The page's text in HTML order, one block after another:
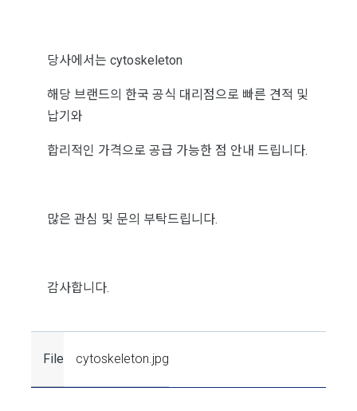
당사에서는 cytoskeleton
해당 브랜드의 한국 공식 대리점으로 빠른 견적 및
납기와
합리적인 가격으로 공급 가능한 점 안내 드립니다.
많은 관심 및 문의 부탁드립니다.
감사합니다.
File cytoskeleton.jpg